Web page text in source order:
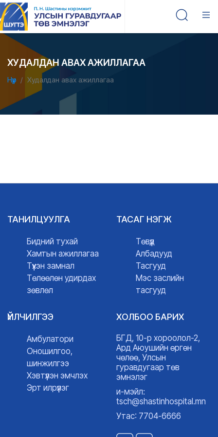
ХУДАЛДАН АВАХ АЖИЛЛАГАА
Нүүр Худалдан авах ажиллагаа
ТАНИЛЦУУЛГА
Бидний тухай
Хамтын ажиллагаа
Түүхэн замнал
Төлөөлөн удирдах
зөвлөл
ТАСАГ НЭГЖ
Төвүүд
Албадууд
Тасгууд
Мэс заслийн
тасгууд
ҮЙЛЧИЛГЭЭ
Амбулатори
Оношилгоо,
шинжилгээ
Хэвтүүлэн эмчлэх
Эрт илрүүлэг
ХОЛБОО БАРИХ
БГД, 10-р хороолол-2,
Ард Аюушийн өргөн
чөлөө, Улсын
гуравдугаар төв
эмнэлэг
и-мэйл:
tsch@shastinhospital.mn
Утас: 7704-6666